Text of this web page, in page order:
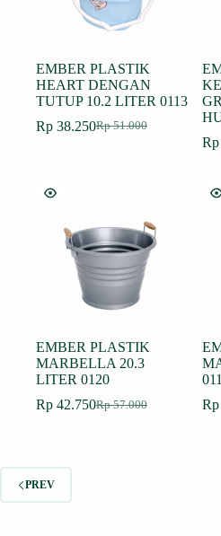
EMBER PLASTIK
HEART DENGAN
TUTUP 10.2 LITER 0113
Rp51.000
Harga
Rp 38.250Harga
Rp
EMBER PLASTIK
MARBELLA 20.3
LITER 0120
Rp57.000
Harga
Rp 42.750Harga
Rp
PREV